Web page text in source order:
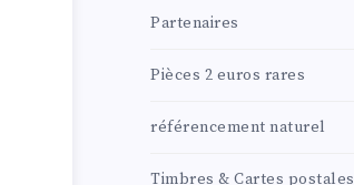
Partenaires
Pièces 2 euros rares
référencement naturel
Timbres & Cartes postales